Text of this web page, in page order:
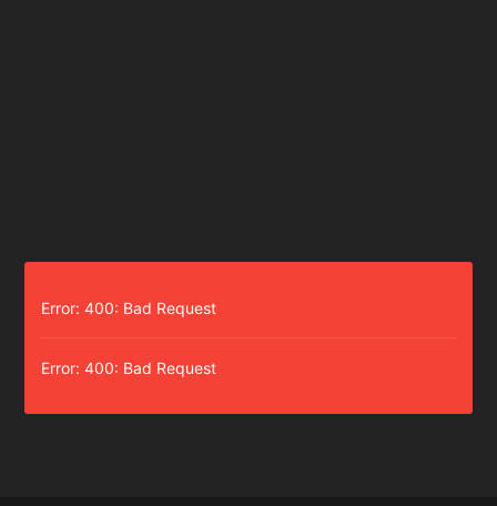
Error: 400: Bad Request
Error: 400: Bad Request